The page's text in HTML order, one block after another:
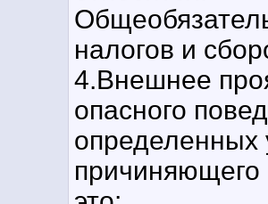
налогов и
4.Внешнее
опасного
определенных